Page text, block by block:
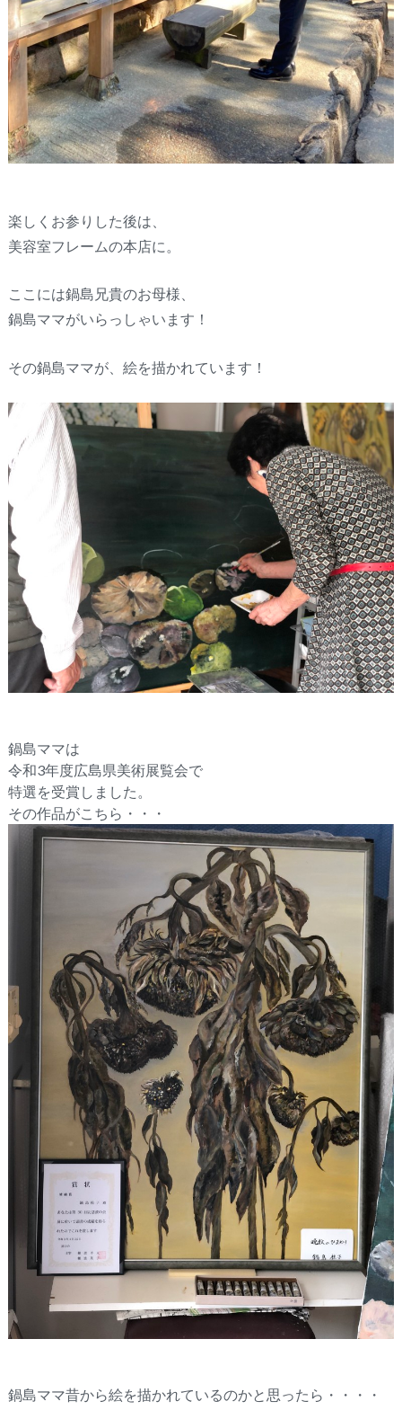
楽しくお参りした後は、
美容室フレームの本店に。
ここには鍋島兄貴のお母様、
鍋島ママがいらっしゃいます！
その鍋島ママが、絵を描かれています！
鍋島ママは
令和3年度広島県美術展覧会で
特選を受賞しました。
その作品がこちら・・・
鍋島ママ昔から絵を描かれているのかと思ったら・・・・